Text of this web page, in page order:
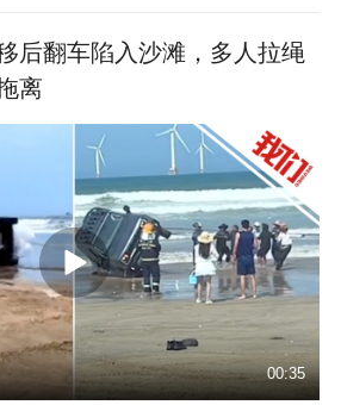
后翻车陷入沙滩，多人拉绳
离
00:35